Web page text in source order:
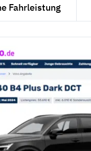
Fahrleistung